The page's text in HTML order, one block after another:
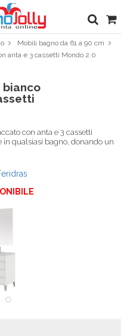
Mobili bagno da 61 a 90 cm
anta e 3 cassetti Mondo 2.0
bianco
con anta e 3 cassetti
qualsiasi bagno, donando un